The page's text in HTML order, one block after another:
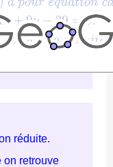
réduite.
on retrouve